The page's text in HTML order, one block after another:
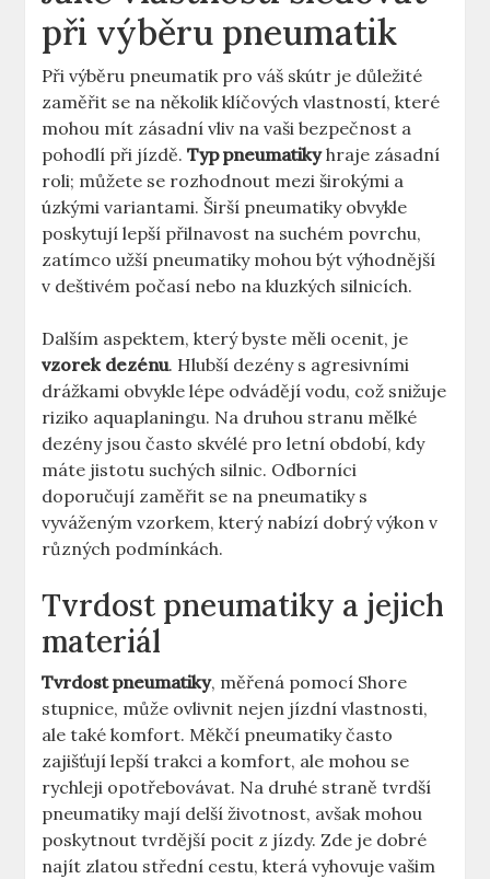
při výběru pneumatik
Při výběru pneumatik pro váš skútr je důležité
zaměřit se na několik klíčových vlastností, které
mohou mít zásadní vliv na vaši bezpečnost a
pohodlí při jízdě.Typ pneumatikyhraje zásadní
roli; můžete se rozhodnout mezi širokými a
úzkými variantami. Širší pneumatiky obvykle
poskytují lepší přilnavost na suchém povrchu,
zatímco užší pneumatiky mohou být výhodnější
v deštivém počasí nebo na kluzkých silnicích.
Dalším aspektem, který byste měli ocenit, je
vzorek dezénu. Hlubší dezény s agresivními
drážkami obvykle lépe odvádějí vodu, což snižuje
riziko aquaplaningu. Na druhou stranu mělké
dezény jsou často skvélé pro letní období, kdy
máte jistotu suchých silnic. Odborníci
doporučují zaměřit se na pneumatiky s
vyváženým vzorkem, který nabízí dobrý výkon v
různých podmínkách.
Tvrdost pneumatiky a jejich
materiál
Tvrdost pneumatiky, měřená pomocí Shore
stupnice, může ovlivnit nejen jízdní vlastnosti,
ale také komfort. Měkčí pneumatiky často
zajišťují lepší trakci a komfort, ale mohou se
rychleji opotřebovávat. Na druhé straně tvrdší
pneumatiky mají delší životnost, avšak mohou
poskytnout tvrdější pocit z jízdy. Zde je dobré
najít zlatou střední cestu, která vyhovuje vašim